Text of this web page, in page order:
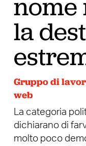
nome
la
Gruppo di
web
La categoria
dichiarano di
molto poco